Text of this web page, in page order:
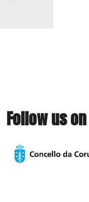
Follow us on